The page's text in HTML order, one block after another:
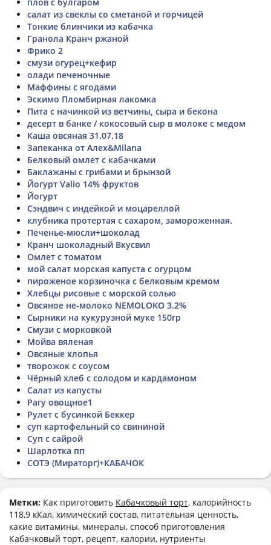
салат из свеклы со сметаной и горчицей
Тонкие блинчики из кабачка
Гранола Кранч ржаной
Фрико 2
смузи огурец+кефир
олади печеночные
Маффины с ягодами
Эскимо Пломбирная лакомка
Пита с начинкой из ветчины, сыра и бекона
десерт в банке / кокосовый сыр в молоке с медом
Каша овсяная 31.07.18
Запеканка от Алех&Мilana
Белковый омлет с кабачками
Баклажаны с грибами и брынзой
Йогурт Valio 14% фруктов
Йогурт
Сэндвич с индейкой и моцареллой
клубника протертая с сахаром, замороженная.
Печенье-мюсли+шоколад
Кранч шоколадный Вкусвил
Омлет с томатом
мой салат морская капуста с огурцом
пироженое корзиночка с белковым кремом
Хлебцы рисовые с морской солью
Овсяное не-молоко NEMOLOKO 3.2%
Сырники на кукурузной муке 150гр
Смузи с морковкой
Мойва вяленая
Овсяные хлопья
творожок с соусом
Чёрный хлеб с солодом и кардамоном
Салат из капусты
Рагу овощное1
Рулет с бусинкой Беккер
суп картофельный со свининой
Суп с сайрой
Шарлотка пп
СОТЭ (Мираторг)+КАБАЧОК
Метки: Как приготовить Кабачковый торт, калорийность
118,9 кКал, химический состав, питательная ценность,
какие витамины, минералы, способ приготовления
Кабачковый торт, рецепт, калории, нутриенты